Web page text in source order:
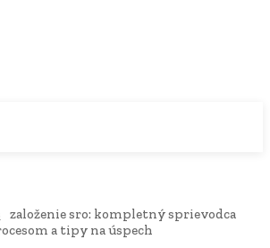
založenie sro: kompletný sprievodca
a tipy na úspech